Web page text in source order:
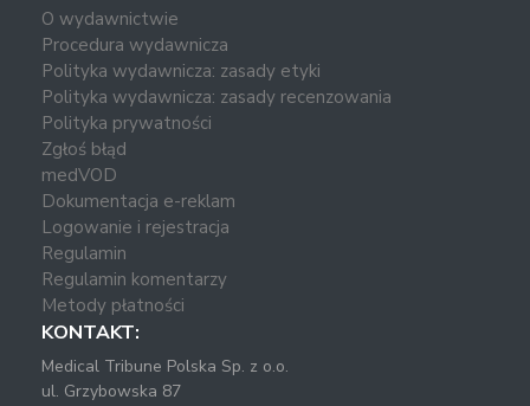
O wydawnictwie
Procedura wydawnicza
Polityka wydawnicza: zasady etyki
Polityka wydawnicza: zasady recenzowania
Polityka prywatności
Zgłoś błąd
medVOD
Dokumentacja e-reklam
Logowanie i rejestracja
Regulamin
Regulamin komentarzy
Metody płatności
KONTAKT:
Medical Tribune Polska Sp. z o.o.
ul. Grzybowska 87